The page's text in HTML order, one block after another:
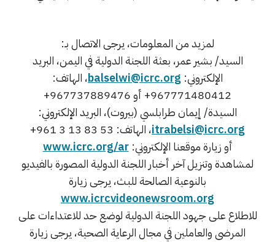
لمزيد من المعلومات، يرجى الاتصال بـ:
السيد/ بشير عمر، بعثة اللجنة الدولية في اليمن، البريد
الإلكتروني: balselwi@icrc.org، الهاتف:
967771480412+ أو 967737889476+
السيدة/ إيمان طرابلسي (بيروت)، البريد الإلكتروني:
itrabelsi@icrc.org، الهاتف: ‎+961 3 13 83 53
أو زيارة موقعنا الإلكتروني:www.icrc.org/ar
لمشاهدة وتنزيل آخر أخبار اللجنة الدولية المصورة بالفيديو
بالنوعية الصالحة للبث، يرجى زيارة
www.icrcvideonewsroom.org
للاطلاع على جهود اللجنة الدولية لوضع حد للاعتداءات على
المرضى والعاملين في مجال الرعاية الصحية، يرجى زيارة